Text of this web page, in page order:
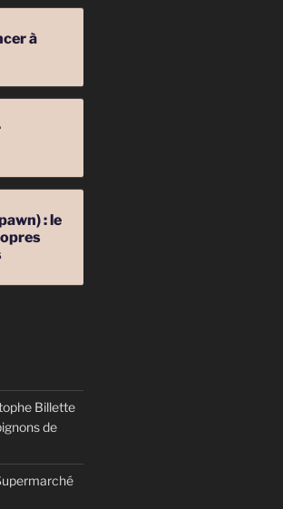
à
: le
Billette
de